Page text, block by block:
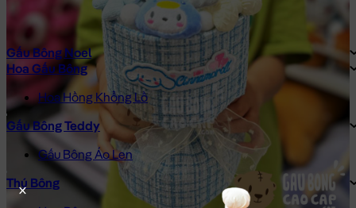
Gấu Bông Noel
Hoa Gấu Bông
Hoa Hồng Khổng Lồ
Gấu Bông Teddy
Gấu Bông Áo Len
Thú Bông